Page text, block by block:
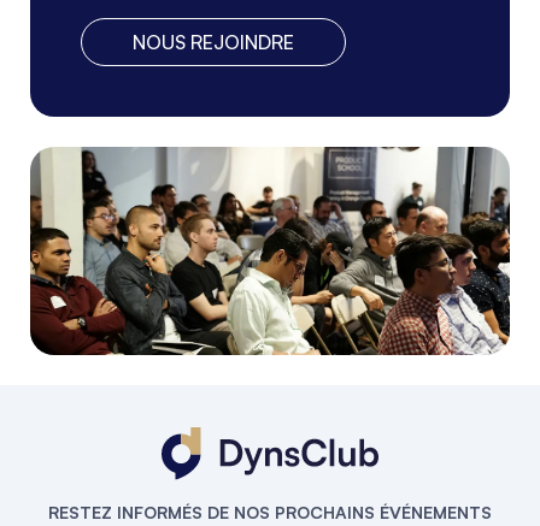
NOUS REJOINDRE
RESTEZ INFORMÉS DE NOS PROCHAINS ÉVÉNEMENTS